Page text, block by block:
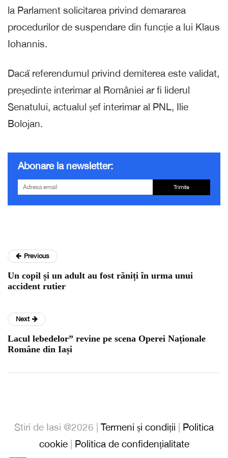
la Parlament solicitarea privind demararea
procedurilor de suspendare din funcție a lui Klaus
Iohannis.
Dacă referendumul privind demiterea este validat,
președinte interimar al României ar fi liderul
Senatului, actualul șef interimar al PNL, Ilie
Bolojan.
Abonare la newsletter:
Trimite
Previous
Un copil și un adult au fost răniți în urma unui
accident rutier
Next
Lacul lebedelor” revine pe scena Operei Naționale
Române din Iași
Stiri de Iasi @2026 | Termeni și condiții
Politica
cookie| Politica de confidențialitate